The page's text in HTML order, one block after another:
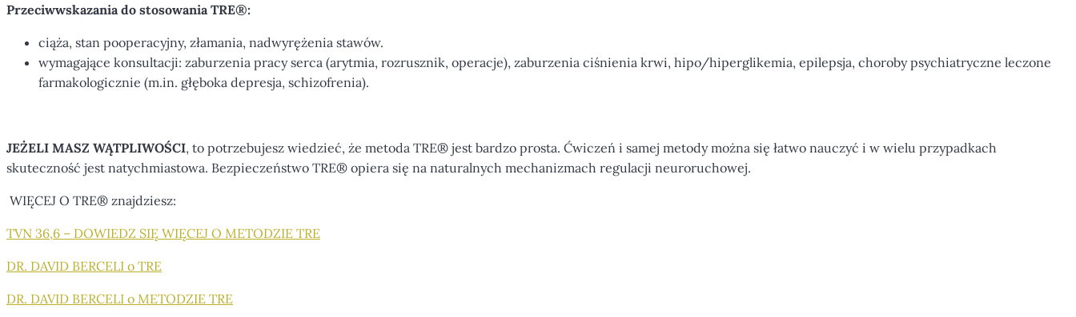
Przeciwwskazania do stosowania TRE®:
ciąża, stan pooperacyjny, złamania, nadwyrężenia stawów.
wymagające konsultacji: zaburzenia pracy serca (arytmia, rozrusznik, operacje), zaburzenia ciśnienia krwi, hipo/hiperglikemia, epilepsja, choroby psychiatryczne leczone
farmakologicznie (m.in. głęboka depresja, schizofrenia).
JEŻELI MASZ WĄTPLIWOŚCI, to potrzebujesz wiedzieć, że metoda TRE® jest bardzo prosta. Ćwiczeń i samej metody można się łatwo nauczyć i w wielu przypadkach
skuteczność jest natychmiastowa. Bezpieczeństwo TRE® opiera się na naturalnych mechanizmach regulacji neuroruchowej.
WIĘCEJ O TRE® znajdziesz:
TVN 36,6 – DOWIEDZ SIĘ WIĘCEJ O METODZIE TRE
DR. DAVID BERCELI o TRE
DR. DAVID BERCELI o METODZIE TRE